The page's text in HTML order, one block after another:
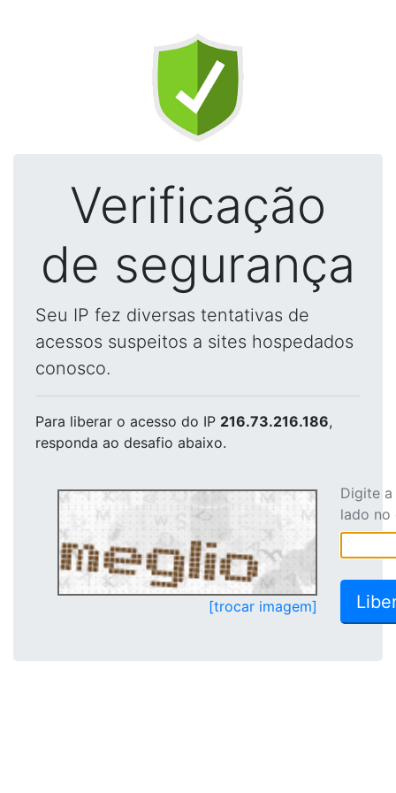
Verificação
de segurança
Seu IP fez diversas tentativas de
acessos suspeitos a sites hospedados
conosco.
Para liberar o acesso do IP 216.73.216.186,
responda ao desafio abaixo.
[trocar imagem]
Digite
lado no